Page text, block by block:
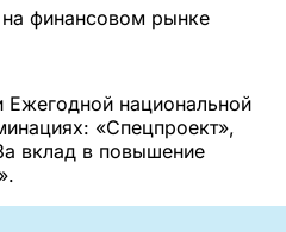
финансовом рынке
национальной
«Спецпроект»,
вклад в повышение